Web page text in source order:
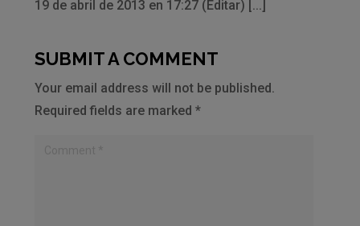
19 de abril de 2013 en 17:27 (Editar) [...]
SUBMIT A COMMENT
Your email address will not be published.
Required fields are marked*